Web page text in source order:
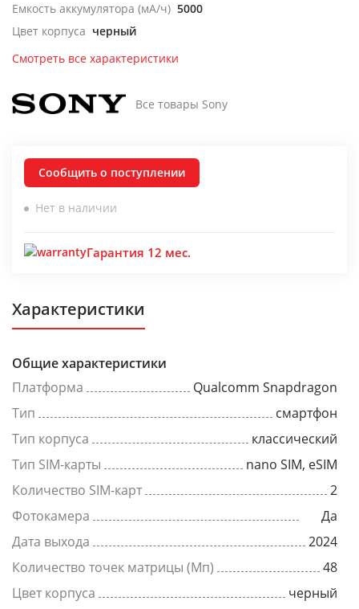
Емкость аккумулятора (мА/ч) 5000
Цвет корпуса черный
Смотреть все характеристики
Все товары Sony
Сообщить о поступлении
Нет в наличии
Гарантия 12 мес.
Характеристики
Общие характеристики
Платформа
Qualcomm Snapdragon
Тип
смартфон
Тип корпуса
классический
Тип SIM-карты
nano SIM, eSIM
Количество SIM-карт
2
Фотокамера
Да
Дата выхода
2024
Количество точек матрицы (Мп)
48
Цвет корпуса
черный